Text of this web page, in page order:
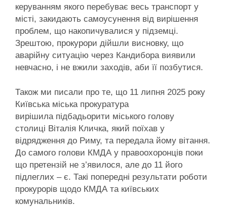
керуванням якого перебуває весь транспорт у
місті, закидають самоусунення від вирішення
проблем, що накопичувалися у підземці.
Зрештою, прокурори дійшли висновку, що
аварійну ситуацію через Кандибора виявили
невчасно, і не вжили заходів, аби її позбутися.
Також ми писали про те, що 11 липня 2025 року
Київська міська прокуратура
вирішила підбадьорити міського голову
столиці Віталія Кличка, який поїхав у
відрядження до Риму, та передала йому вітання.
До самого голови КМДА у правоохоронців поки
що претензій не з’явилося, але до 11 його
підлеглих – є. Такі попередні результати роботи
прокурорів щодо КМДА та київських
комунальників.